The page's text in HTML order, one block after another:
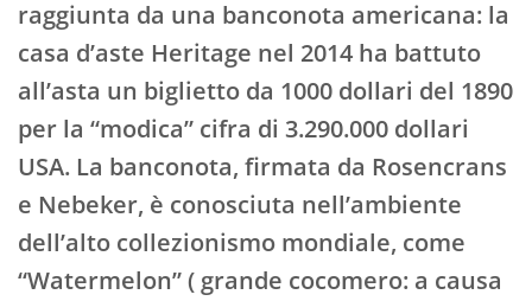
raggiunta da una banconota americana: la
casa d’aste Heritage nel 2014 ha battuto
all’asta un biglietto da 1000 dollari del 1890
per la “modica” cifra di 3.290.000 dollari
USA. La banconota, firmata da Rosencrans
e Nebeker, è conosciuta nell’ambiente
dell’alto collezionismo mondiale, come
“Watermelon” ( grande cocomero: a causa